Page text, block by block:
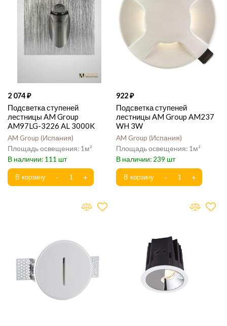
2 074
Подсветка ступеней
лестницы AM Group
AM97LG-3226 AL 3000K
AM Group Испания
1
111
922
Подсветка ступеней
лестницы AM Group AM237
WH 3W
AM Group Испания
1
239